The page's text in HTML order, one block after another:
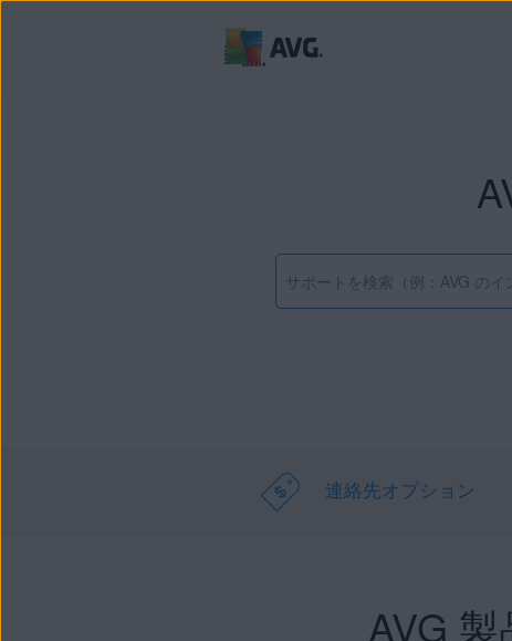
連絡先オプション
AVG